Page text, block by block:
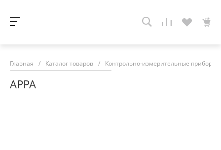
Главная / Каталог товаров / Контрольно-измерительные приборы
APPA